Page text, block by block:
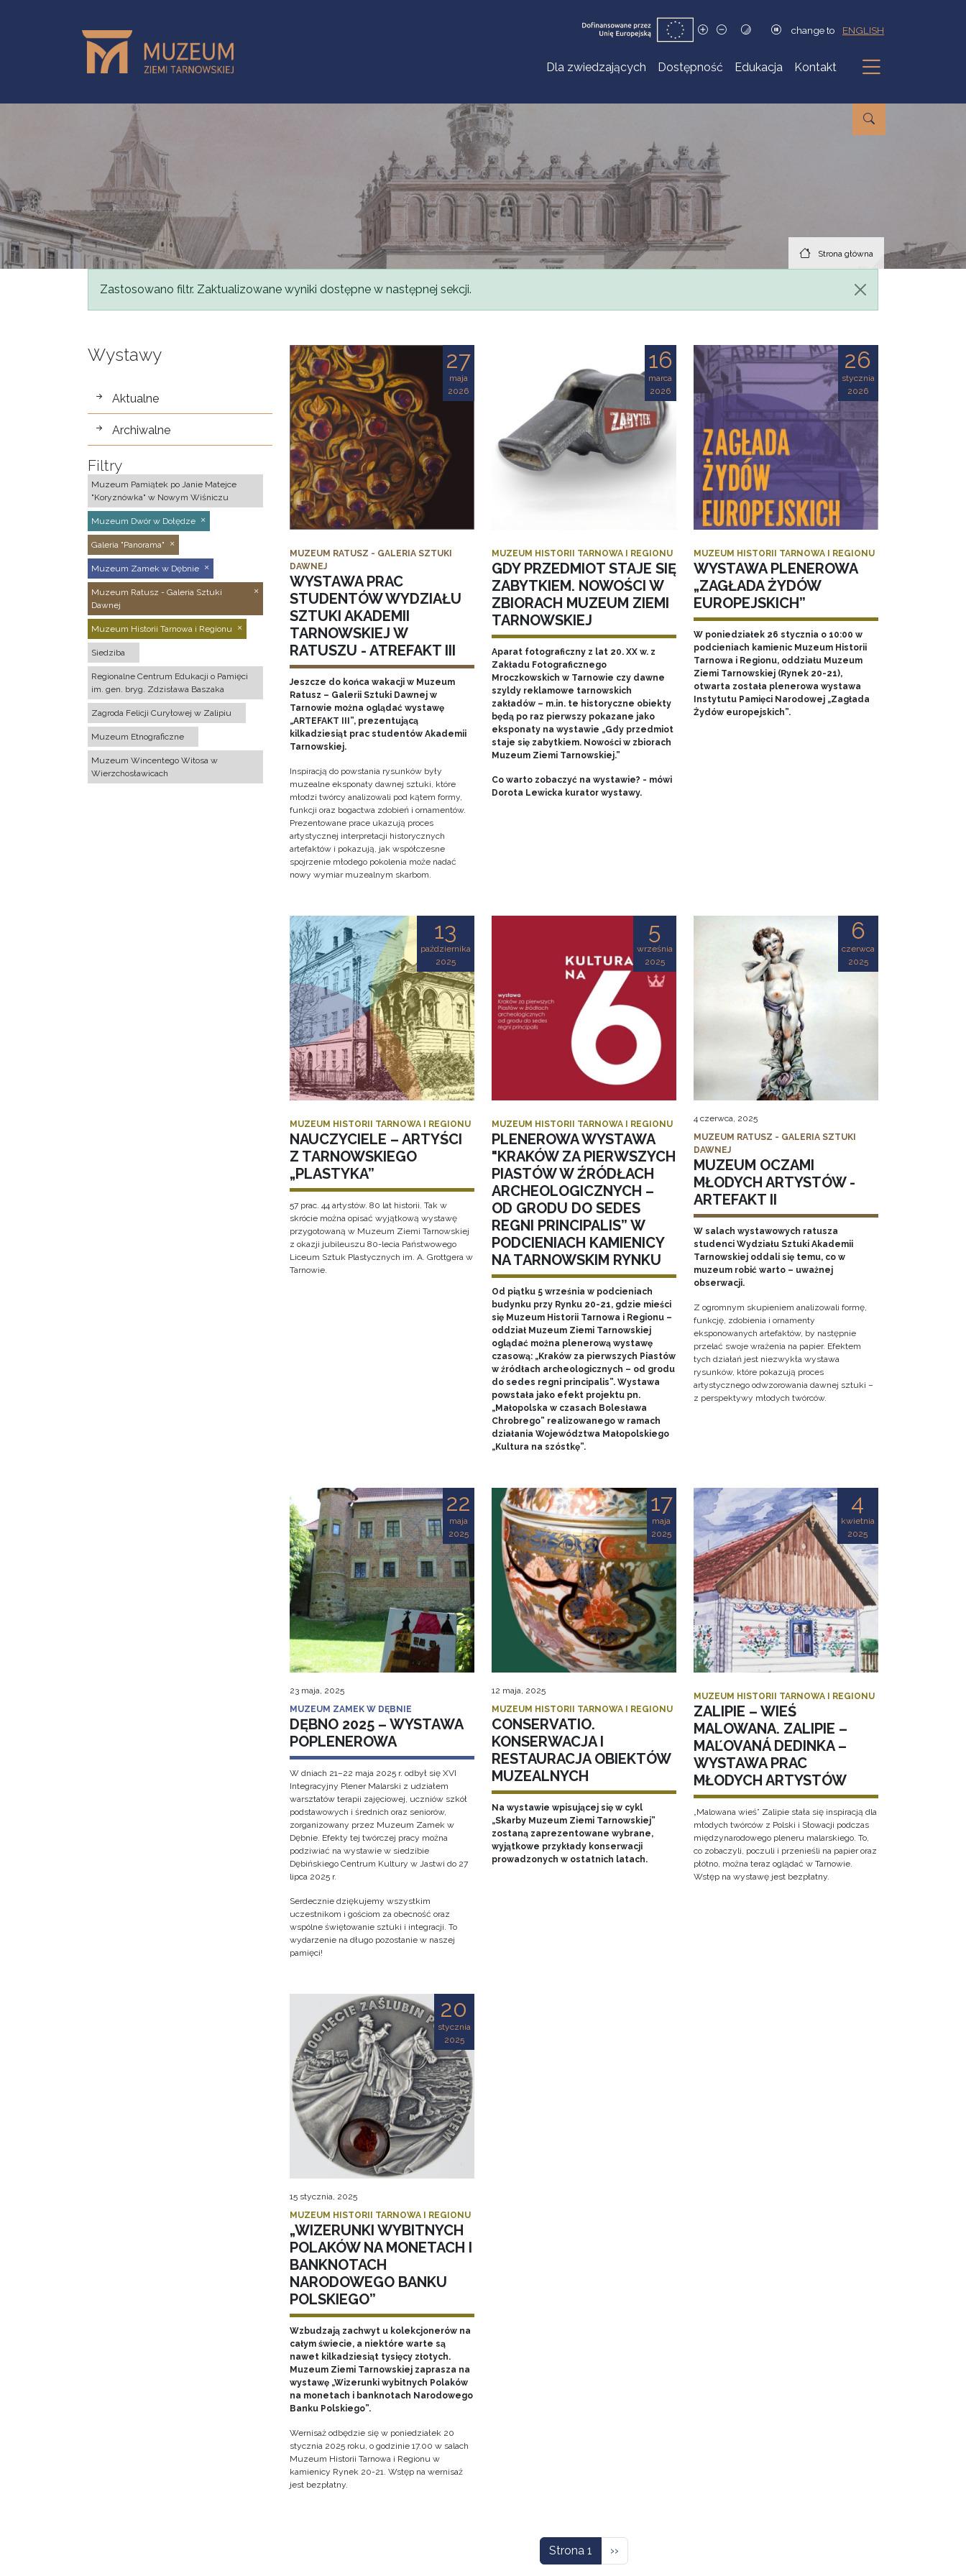
change to ENGLISH
Dla zwiedzających Dostępność Edukacja Kontakt
Podmenu
Strona główna
Komunikat
Zastosowano filtr. Zaktualizowane wyniki dostępne w następnej sekcji.
Wystawy
wystawy
Aktualne
Archiwalne
Filtry
Muzeum Pamiątek po Janie Matejce
"Koryznówka" w Nowym Wiśniczu
Muzeum Dwór w Dołędze
Galeria "Panorama"
Muzeum Zamek w Dębnie
Muzeum Ratusz - Galeria Sztuki
Dawnej
Muzeum Historii Tarnowa i Regionu
Siedziba
Regionalne Centrum Edukacji o Pamięci
im. gen. bryg. Zdzisława Baszaka
Zagroda Felicji Curyłowej w Zalipiu
Muzeum Etnograficzne
Muzeum Wincentego Witosa w
Wierzchosławicach
27
maja
2026
MUZEUM RATUSZ - GALERIA SZTUKI
DAWNEJ
WYSTAWA PRAC
STUDENTÓW WYDZIAŁU
SZTUKI AKADEMII
TARNOWSKIEJ W
RATUSZU - ATREFAKT III
Jeszcze do końca wakacji w Muzeum
Ratusz – Galerii Sztuki Dawnej w
Tarnowie można oglądać wystawę
„ARTEFAKT III”, prezentującą
kilkadziesiąt prac studentów Akademii
Tarnowskiej.
Inspiracją do powstania rysunków były
muzealne eksponaty dawnej sztuki, które
młodzi twórcy analizowali pod kątem formy,
funkcji oraz bogactwa zdobień i ornamentów.
Prezentowane prace ukazują proces
artystycznej interpretacji historycznych
artefaktów i pokazują, jak współczesne
spojrzenie młodego pokolenia może nadać
nowy wymiar muzealnym skarbom.
16
marca
2026
MUZEUM HISTORII TARNOWA I REGIONU
GDY PRZEDMIOT STAJE SIĘ
ZABYTKIEM. NOWOŚCI W
ZBIORACH MUZEUM ZIEMI
TARNOWSKIEJ
Aparat fotograficzny z lat 20. XX w. z
Zakładu Fotograficznego
Mroczkowskich w Tarnowie czy dawne
szyldy reklamowe tarnowskich
zakładów – m.in. te historyczne obiekty
będą po raz pierwszy pokazane jako
eksponaty na wystawie „Gdy przedmiot
staje się zabytkiem. Nowości w zbiorach
Muzeum Ziemi Tarnowskiej.”
Co warto zobaczyć na wystawie? - mówi
Dorota Lewicka kurator wystawy.
26
stycznia
2026
MUZEUM HISTORII TARNOWA I REGIONU
WYSTAWA PLENEROWA
„ZAGŁADA ŻYDÓW
EUROPEJSKICH”
W poniedziałek 26 stycznia o 10:00 w
podcieniach kamienic Muzeum Historii
Tarnowa i Regionu, oddziału Muzeum
Ziemi Tarnowskiej (Rynek 20-21),
otwarta została plenerowa wystawa
Instytutu Pamięci Narodowej „Zagłada
Żydów europejskich”.
13
października
2025
MUZEUM HISTORII TARNOWA I REGIONU
NAUCZYCIELE – ARTYŚCI
Z TARNOWSKIEGO
„PLASTYKA”
57 prac. 44 artystów. 80 lat historii. Tak w
skrócie można opisać wyjątkową wystawę
przygotowaną w Muzeum Ziemi Tarnowskiej
z okazji jubileuszu 80-lecia Państwowego
Liceum Sztuk Plastycznych im. A. Grottgera w
Tarnowie.
5
września
2025
MUZEUM HISTORII TARNOWA I REGIONU
PLENEROWA WYSTAWA
"KRAKÓW ZA PIERWSZYCH
PIASTÓW W ŹRÓDŁACH
ARCHEOLOGICZNYCH –
OD GRODU DO SEDES
REGNI PRINCIPALIS” W
PODCIENIACH KAMIENICY
NA TARNOWSKIM RYNKU
Od piątku 5 września w podcieniach
budynku przy Rynku 20-21, gdzie mieści
się Muzeum Historii Tarnowa i Regionu –
oddział Muzeum Ziemi Tarnowskiej
oglądać można plenerową wystawę
czasową: „Kraków za pierwszych Piastów
w źródłach archeologicznych – od grodu
do sedes regni principalis”. Wystawa
powstała jako efekt projektu pn.
„Małopolska w czasach Bolesława
Chrobrego” realizowanego w ramach
działania Województwa Małopolskiego
„Kultura na szóstkę”.
6
czerwca
2025
4 czerwca, 2025
MUZEUM RATUSZ - GALERIA SZTUKI
DAWNEJ
MUZEUM OCZAMI
MŁODYCH ARTYSTÓW -
ARTEFAKT II
W salach wystawowych ratusza
studenci Wydziału Sztuki Akademii
Tarnowskiej oddali się temu, co w
muzeum robić warto – uważnej
obserwacji.
Z ogromnym skupieniem analizowali formę,
funkcję, zdobienia i ornamenty
eksponowanych artefaktów, by następnie
przelać swoje wrażenia na papier. Efektem
tych działań jest niezwykła wystawa
rysunków, które pokazują proces
artystycznego odwzorowania dawnej sztuki –
z perspektywy młodych twórców.
22
maja
2025
23 maja, 2025
MUZEUM ZAMEK W DĘBNIE
DĘBNO 2025 – WYSTAWA
POPLENEROWA
W dniach 21–22 maja 2025 r. odbył się XVI
Integracyjny Plener Malarski z udziałem
warsztatów terapii zajęciowej, uczniów szkół
podstawowych i średnich oraz seniorów,
zorganizowany przez Muzeum Zamek w
Dębnie. Efekty tej twórczej pracy można
podziwiać na wystawie w siedzibie
Dębińskiego Centrum Kultury w Jastwi do 27
lipca 2025 r.
Serdecznie dziękujemy wszystkim
uczestnikom i gościom za obecność oraz
wspólne świętowanie sztuki i integracji. To
wydarzenie na długo pozostanie w naszej
pamięci!
17
maja
2025
12 maja, 2025
MUZEUM HISTORII TARNOWA I REGIONU
CONSERVATIO.
KONSERWACJA I
RESTAURACJA OBIEKTÓW
MUZEALNYCH
Na wystawie wpisującej się w cykl
„Skarby Muzeum Ziemi Tarnowskiej”
zostaną zaprezentowane wybrane,
wyjątkowe przykłady konserwacji
prowadzonych w ostatnich latach.
4
kwietnia
2025
MUZEUM HISTORII TARNOWA I REGIONU
ZALIPIE – WIEŚ
MALOWANA. ZALIPIE –
MAĽOVANÁ DEDINKA –
WYSTAWA PRAC
MŁODYCH ARTYSTÓW
„Malowana wieś” Zalipie stała się inspiracją dla
młodych twórców z Polski i Słowacji podczas
międzynarodowego pleneru malarskiego. To,
co zobaczyli, poczuli i przenieśli na papier oraz
płótno, można teraz oglądać w Tarnowie.
Wstęp na wystawę jest bezpłatny.
20
stycznia
2025
15 stycznia, 2025
MUZEUM HISTORII TARNOWA I REGIONU
„WIZERUNKI WYBITNYCH
POLAKÓW NA MONETACH I
BANKNOTACH
NARODOWEGO BANKU
POLSKIEGO”
Wzbudzają zachwyt u kolekcjonerów na
całym świecie, a niektóre warte są
nawet kilkadziesiąt tysięcy złotych.
Muzeum Ziemi Tarnowskiej zaprasza na
wystawę „Wizerunki wybitnych Polaków
na monetach i banknotach Narodowego
Banku Polskiego”.
Wernisaż odbędzie się w poniedziałek 20
stycznia 2025 roku, o godzinie 17.00 w salach
Muzeum Historii Tarnowa i Regionu w
kamienicy Rynek 20-21. Wstęp na wernisaż
jest bezpłatny.
Strona 1 Następna strona
››